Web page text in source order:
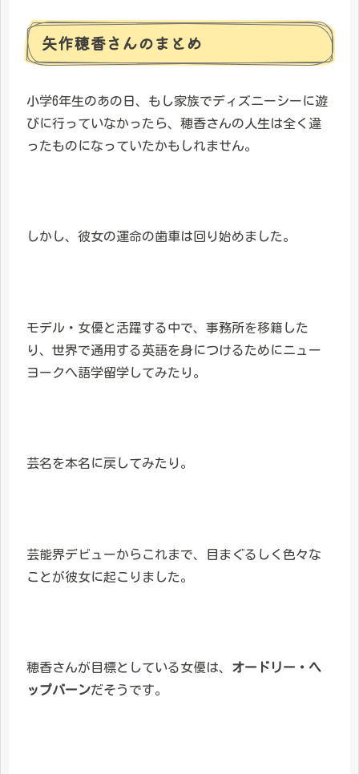
矢作穂香さんのまとめ
小学6年生のあの日、もし家族でディズニーシーに遊
びに行っていなかったら、穂香さんの人生は全く違
ったものになっていたかもしれません。
しかし、彼女の運命の歯車は回り始めました。
モデル・女優と活躍する中で、事務所を移籍した
り、世界で通用する英語を身につけるためにニュー
ヨークへ語学留学してみたり。
芸名を本名に戻してみたり。
芸能界デビューからこれまで、目まぐるしく色々な
ことが彼女に起こりました。
穂香さんが目標としている女優は、 オードリー・ヘ
ップバーンだそうです。